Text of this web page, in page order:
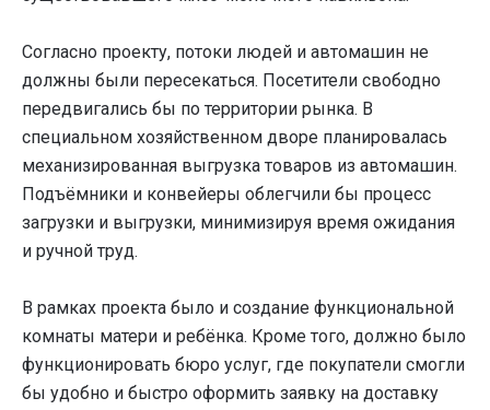
Согласно проекту, потоки людей и автомашин не
должны были пересекаться. Посетители свободно
передвигались бы по территории рынка. В
специальном хозяйственном дворе планировалась
механизированная выгрузка товаров из автомашин.
Подъёмники и конвейеры облегчили бы процесс
загрузки и выгрузки, минимизируя время ожидания
и ручной труд.
В рамках проекта было и создание функциональной
комнаты матери и ребёнка. Кроме того, должно было
функционировать бюро услуг, где покупатели смогли
бы удобно и быстро оформить заявку на доставку